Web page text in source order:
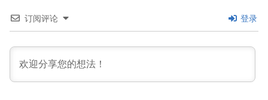
订阅评论 登录